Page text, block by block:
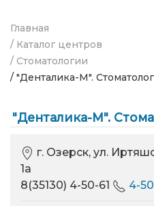
Главная
/ Каталог центров
/ Стоматологии
/ "Денталика-М".
"Денталика-М".
г. Озерск, ул.
1а
8(35130) 4-50-61
4-